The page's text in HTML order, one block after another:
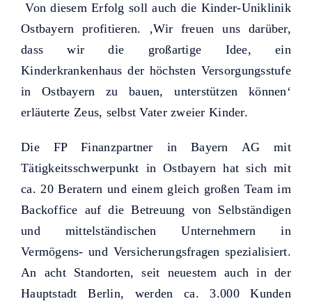
Von diesem Erfolg soll auch die Kinder-Uniklinik
Ostbayern profitieren. ‚Wir freuen uns darüber,
dass wir die großartige Idee, ein
Kinderkrankenhaus der höchsten Versorgungsstufe
in Ostbayern zu bauen, unterstützen können‘
erläuterte Zeus, selbst Vater zweier Kinder.
Die FP Finanzpartner in Bayern AG mit
Tätigkeitsschwerpunkt in Ostbayern hat sich mit
ca. 20 Beratern und einem gleich großen Team im
Backoffice auf die Betreuung von Selbständigen
und mittelständischen Unternehmern in
Vermögens- und Versicherungsfragen spezialisiert.
An acht Standorten, seit neuestem auch in der
Hauptstadt Berlin, werden ca. 3.000 Kunden